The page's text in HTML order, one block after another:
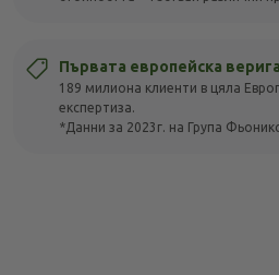
Първата европейска
189 милиона клиенти в цяла
експертиза.
*Данни за 2023г. на Група Фьоникс